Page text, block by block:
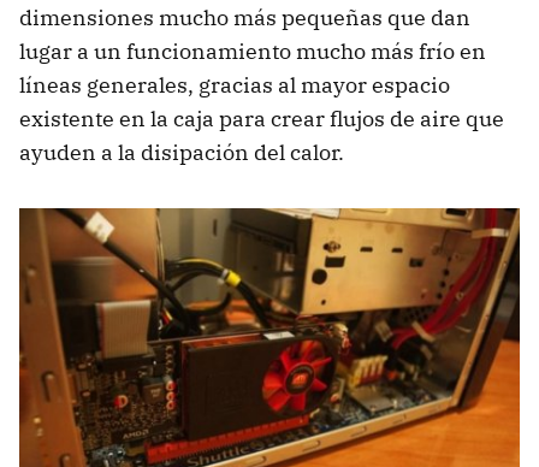
dimensiones mucho más pequeñas que dan
lugar a un funcionamiento mucho más frío en
líneas generales, gracias al mayor espacio
existente en la caja para crear flujos de aire que
ayuden a la disipación del calor.